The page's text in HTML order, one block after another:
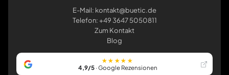
E-Mail: kontakt@buetic.de
Telefon: +49 3647 5050811
Zum Kontakt
Blog
★★★★★
4,9/5· Google Rezensionen